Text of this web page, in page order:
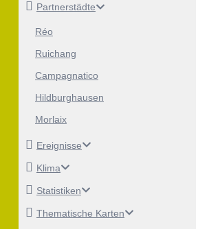
Partnerstädte
Réo
Ruichang
Campagnatico
Hildburghausen
Morlaix
Ereignisse
Klima
Statistiken
Thematische Karten